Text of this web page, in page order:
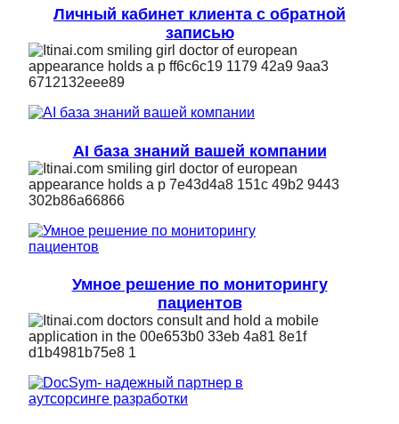
Личный кабинет клиента с обратной
записью
AI база знаний вашей компании
Умное решение по мониторингу
пациентов